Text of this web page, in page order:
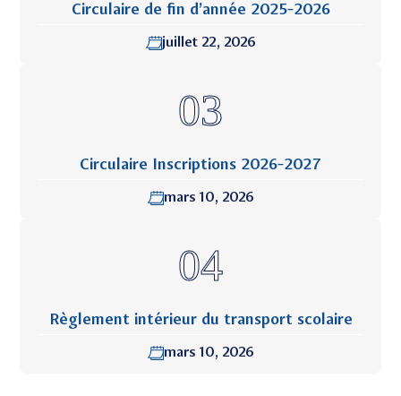
Circulaire de fin d’année 2025-2026
juillet 22, 2026
Circulaire Inscriptions 2026-2027
mars 10, 2026
Règlement intérieur du transport scolaire
mars 10, 2026